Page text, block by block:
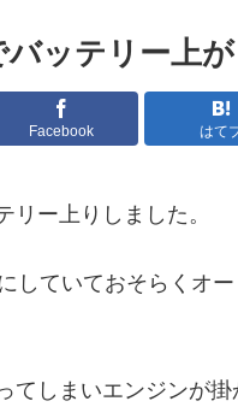
ッテリー上が
Facebook はて
リー上りしました。
していておそらくオ
てしまいエンジンが掛